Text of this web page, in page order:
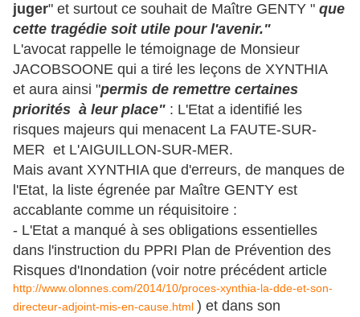
juger" et surtout ce souhait de Maître GENTY " que
cette tragédie soit utile pour l'avenir."
L'avocat rappelle le témoignage de Monsieur
JACOBSOONE qui a tiré les leçons de XYNTHIA
et aura ainsi "permis de remettre certaines
priorités à leur place" : L'Etat a identifié les
risques majeurs qui menacent La FAUTE-SUR-
MER et L'AIGUILLON-SUR-MER.
Mais avant XYNTHIA que d'erreurs, de manques de
l'Etat, la liste égrenée par Maître GENTY est
accablante comme un réquisitoire :
- L'Etat a manqué à ses obligations essentielles
dans l'instruction du PPRI Plan de Prévention des
Risques d'Inondation (voir notre précédent article
http://www.olonnes.com/2014/10/proces-xynthia-la-dde-et-son-
directeur-adjoint-mis-en-cause.html ) et dans son